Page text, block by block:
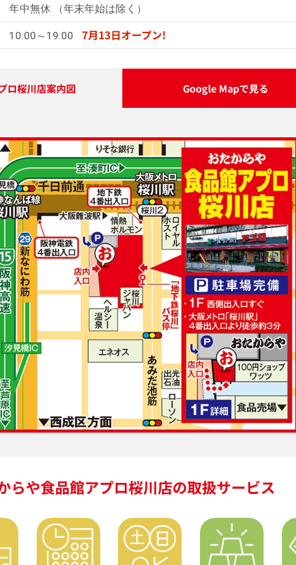
年中無休 （年末年始は除く）
10:00～19:00 7月13日オープン!
ロ桜川店案内図 Google Mapで見る
らや食品館アプロ桜川店の取扱サービス